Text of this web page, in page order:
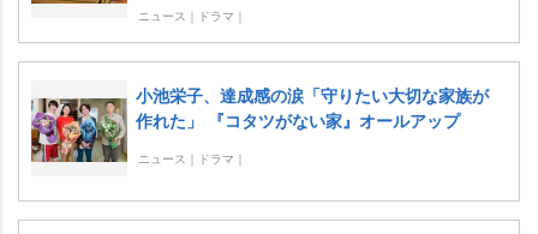
ニュース｜ドラマ｜
小池栄子、達成感の涙「守りたい大切な家族が
作れた」 『コタツがない家』オールアップ
ニュース｜ドラマ｜